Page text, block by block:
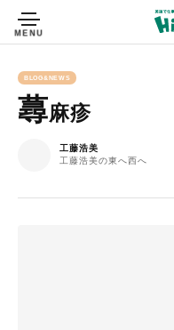
BLOG&NEWS
蕁麻疹
工藤浩美
工藤浩美の東へ西へ